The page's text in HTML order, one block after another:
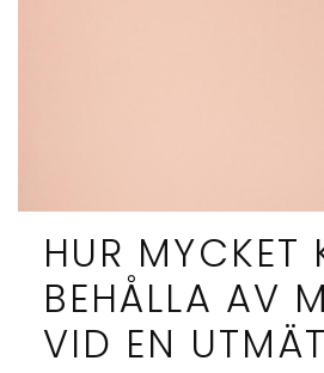
HUR MYCKET
BEHÅLLA AV
VID EN